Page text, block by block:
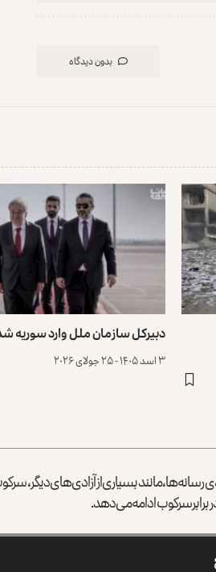
بدون دیدگاه
دبیرکل سازمان ملل وارد سوریه
۳ اسد ۱۴۰۵ - ۲۵ جولای ۲۰۲۶
رسانه‌ها، مانند بسیاری از آزادی‌های دیگر،
برابر سرکوب ادامه می‌دهد.